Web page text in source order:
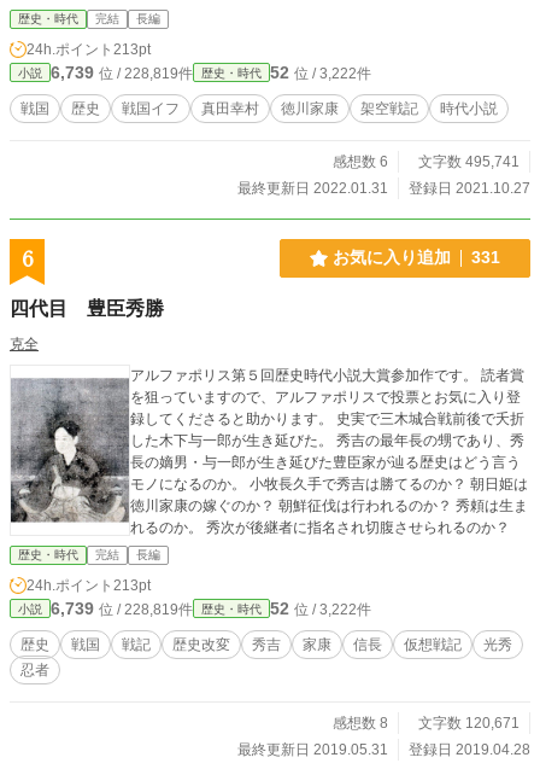
まさかの活躍？ 参考情報一切なし、全てゼロから切り開く戦国ifストーリーが始
まる。 更新は週5～6予定です。 ※ノベルアップ＋とカクヨムにも掲載していま
す。
歴史・時代 完結 長編
24h.ポイント 213pt
小説 6,739 位 / 228,819件 歴史・時代 52 位 / 3,222件
戦国 歴史 戦国イフ 真田幸村 徳川家康 架空戦記 時代小説
感想数 6
文字数 495,741
最終更新日 2022.01.31
登録日 2021.10.27
6 お気に入り追加 331
四代目 豊臣秀勝
克全
アルファポリス第５回歴史時代小説大賞参加作です。 読者賞
を狙っていますので、アルファポリスで投票とお気に入り登
録してくださると助かります。 史実で三木城合戦前後で夭折
した木下与一郎が生き延びた。 秀吉の最年長の甥であり、秀
長の嫡男・与一郎が生き延びた豊臣家が辿る歴史はどう言う
モノになるのか。 小牧長久手で秀吉は勝てるのか？ 朝日姫は
徳川家康の嫁ぐのか？ 朝鮮征伐は行われるのか？ 秀頼は生ま
れるのか。 秀次が後継者に指名され切腹させられるのか？
歴史・時代 完結 長編
24h.ポイント 213pt
小説 6,739 位 / 228,819件 歴史・時代 52 位 / 3,222件
歴史 戦国 戦記 歴史改変 秀吉 家康 信長 仮想戦記
光秀
忍者
感想数 8
文字数 120,671
最終更新日 2019.05.31
登録日 2019.04.28